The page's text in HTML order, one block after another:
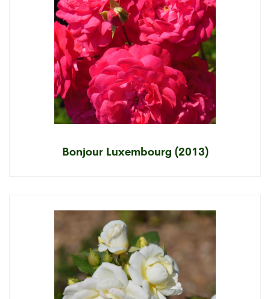
Bonjour Luxembourg (2013)